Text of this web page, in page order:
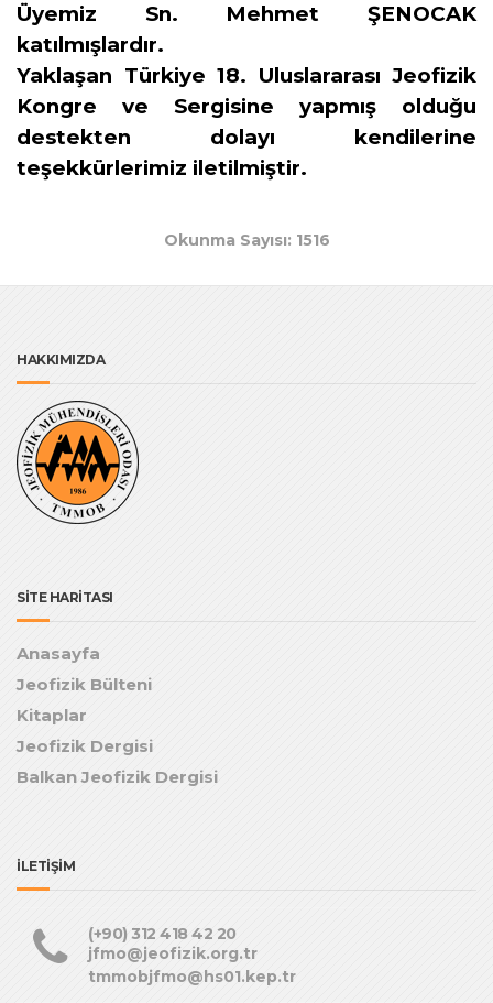
Üyemiz Sn. Mehmet ŞENOCAK
katılmışlardır.
Yaklaşan Türkiye 18. Uluslararası Jeofizik
Kongre ve Sergisine yapmış olduğu
destekten dolayı kendilerine
teşekkürlerimiz iletilmiştir.
Okunma Sayısı: 1516
HAKKIMIZDA
SİTE HARİTASI
Anasayfa
Jeofizik Bülteni
Kitaplar
Jeofizik Dergisi
Balkan Jeofizik Dergisi
İLETİŞİM
(+90) 312 418 42 20
jfmo@jeofizik.org.tr
tmmobjfmo@hs01.kep.tr